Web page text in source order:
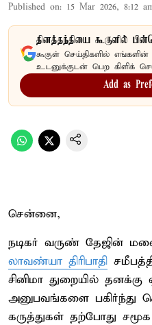
Published on: 15 Mar 2026, 8:12
தினத்தந்தியை கூகுளில்
கூகுள் செய்திகளில்
உடனுக்குடன் பெற கிளிக்
Add as
சென்னை,
நடிகர் வருண் தேஜின்
லாவண்யா திரிபாதி
சினிமா துறையில்
அனுபவங்களை பகிர்ந்து
கருத்துகள் தற்போது